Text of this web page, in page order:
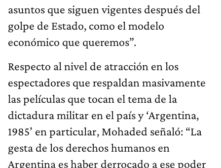
asuntos que siguen vigentes después del
golpe de Estado, como el modelo
económico que queremos”.
Respecto al nivel de atracción en los
espectadores que respaldan masivamente
las películas que tocan el tema de la
dictadura militar en el país y ‘Argentina,
1985’ en particular, Mohaded señaló: “La
gesta de los derechos humanos en
Argentina es haber derrocado a ese poder